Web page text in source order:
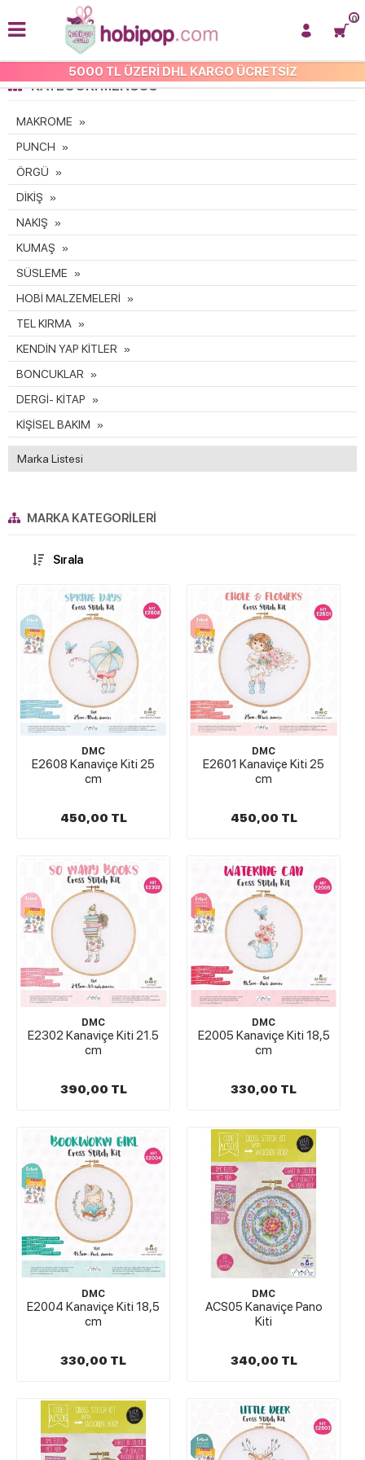
5000 TL ÜZERİ DHL KARGO ÜCRETSİZ
0
KATEGORI MENÜSÜ
MAKROME
PUNCH
ÖRGÜ
DİKİŞ
NAKIŞ
KUMAŞ
SÜSLEME
HOBİ MALZEMELERİ
TEL KIRMA
KENDİN YAP KİTLER
BONCUKLAR
DERGİ- KİTAP
KİŞİSEL BAKIM
Marka Listesi
MARKA KATEGORILERI
Sırala
DMC
E2608 Kanaviçe Kiti 25
cm
450,00 TL
DMC
E2601 Kanaviçe Kiti 25
cm
450,00 TL
DMC
E2302 Kanaviçe Kiti 21.5
cm
390,00 TL
DMC
E2005 Kanaviçe Kiti 18,5
cm
330,00 TL
DMC
E2004 Kanaviçe Kiti 18,5
cm
330,00 TL
DMC
ACS05 Kanaviçe Pano
Kiti
340,00 TL